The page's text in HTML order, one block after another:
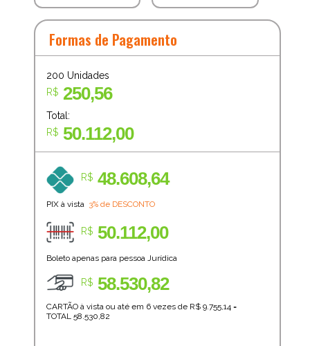
Formas de Pagamento
200 Unidades
R$ 250,56
Total:
R$ 50.112,00
R$ 48.608,64
PIX à vista 3% de DESCONTO
R$ 50.112,00
Boleto apenas para pessoa Jurídica
R$ 58.530,82
CARTÃO à vista ou até em 6 vezes de R$ 9.755,14 =
TOTAL 58.530,82